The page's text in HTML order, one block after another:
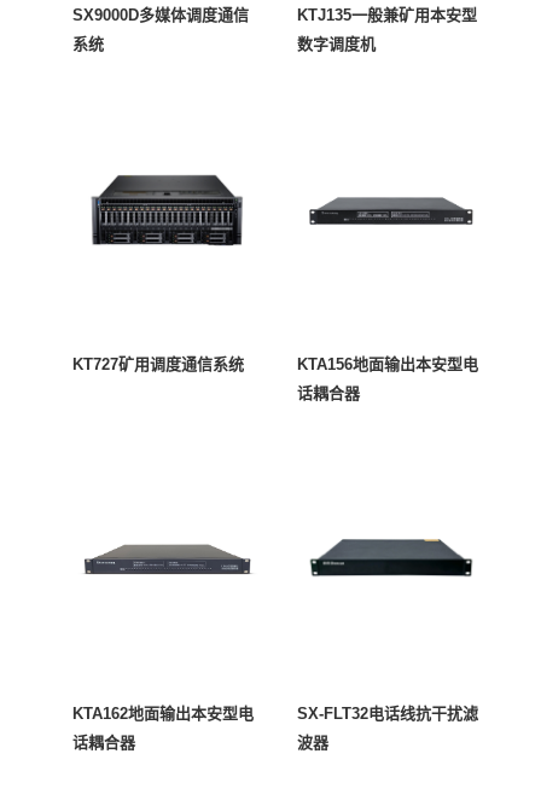
SX9000D多媒体调度通信
系统
KTJ135一般兼矿用本安型
数字调度机
KT727矿用调度通信系统
KTA156地面输出本安型电
话耦合器
KTA162地面输出本安型电
话耦合器
SX-FLT32电话线抗干扰滤
波器